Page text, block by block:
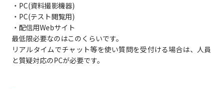
・PC(資料撮影機器)
・PC(テスト閲覧用)
・配信用Webサイト
最低限必要なのはこのくらいです。
リアルタイムでチャット等を使い質問を受付ける場合は、人員
と質疑対応のPCが必要です。